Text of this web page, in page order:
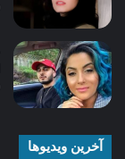
آخرین ویدیوها